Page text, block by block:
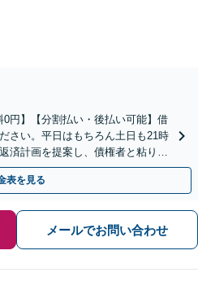
0円】【分割払い・後払い可能】借
さい。平日はもちろん土日も21時
済計画を提案し、債権者と粘り強
表を見る
メールでお問い合わせ